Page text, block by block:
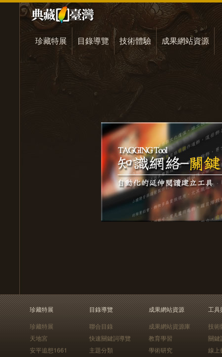
珍藏特展 目錄導覽 技術體驗 成果網站資源
珍藏特展
珍藏特展
天地宮
安平追想1661
目錄導覽
聯合目錄
快速關鍵詞導覽
主題分類
成果網站資源
成果網站資源庫
教育學習
學術研究
工具
技術
關鍵
線上